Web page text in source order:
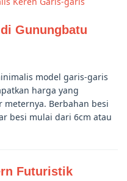
Gunungbatu
model garis-garis
harga yang
Berbahan besi
besi mulai dari 6cm atau
Futuristik